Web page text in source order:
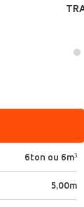
6ton ou 6m³
5,00m